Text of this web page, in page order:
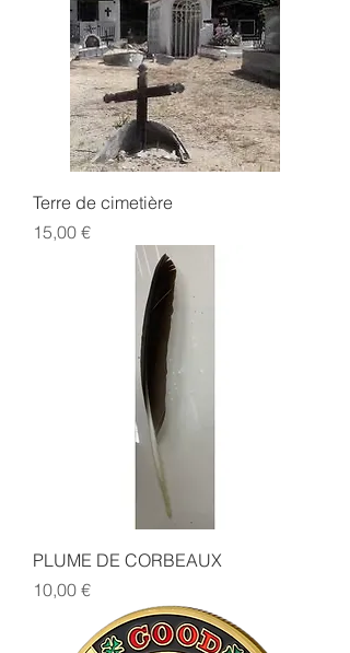
Terre de cimetière
Prix
15,00 €
PLUME DE CORBEAUX
Prix
10,00 €